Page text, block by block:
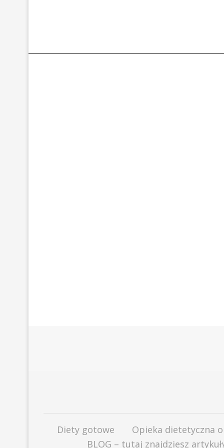
Diety gotowe
Opieka dietetyczna
BLOG – tutaj znajdziesz